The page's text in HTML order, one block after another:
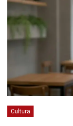
Cultura